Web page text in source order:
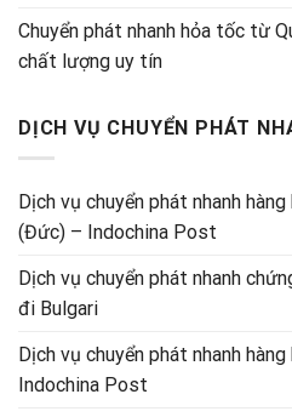
Chuyển phát nhanh hỏa tốc từ
chất lượng uy tín
DỊCH VỤ CHUYỂN PHÁT
Dịch vụ chuyển phát nhanh
(Đức) – Indochina Post
Dịch vụ chuyển phát nhanh
đi Bulgari
Dịch vụ chuyển phát nhanh
Indochina Post